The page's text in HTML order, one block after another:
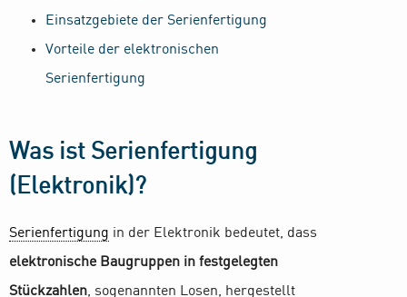
Einsatzgebiete der Serienfertigung
Vorteile der elektronischen
Serienfertigung
Was ist Serienfertigung
(Elektronik)?
Serienfertigung in der Elektronik bedeutet, dass
elektronische Baugruppen in festgelegten
Stückzahlen, sogenannten Losen, hergestellt